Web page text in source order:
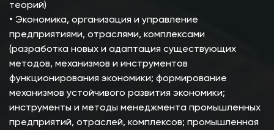
теорий)
• Экономика, организация и управление
предприятиями, отраслями, комплексами
(разработка новых и адаптация существующих
методов, механизмов и инструментов
функционирования экономики; формирование
механизмов устойчивого развития экономики;
инструменты и методы менеджмента промышленных
предприятий, отраслей, комплексов; промышленная